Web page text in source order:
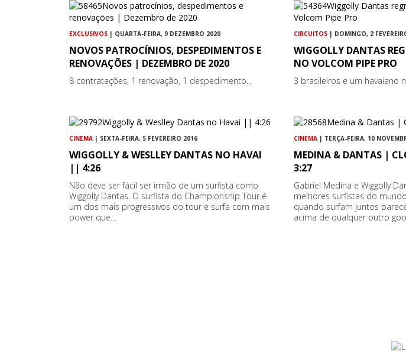
EXCLUSIVOS | QUARTA-FEIRA, 9 DEZEMBRO 2020
NOVOS PATROCÍNIOS, DESPEDIMENTOS E
RENOVAÇÕES | DEZEMBRO DE 2020
8 contratações, 1 renovação, 1 despedimento...
CIRCUITOS | DOMINGO, 2
WIGGOLLY DANTAS
NO VOLCOM PIPE PRO
3 brasileiros e um havaiano
CINEMA | SEXTA-FEIRA, 5 FEVEREIRO 2016
WIGGOLLY & WESLLEY DANTAS NO HAVAI
|| 4:26
Não deve ser fácil ser irmão de um surfista como
Wiggolly Dantas. O surfista do Championship Tour é
um dos mais progressivos do tour e surfa com mais
power que…
CINEMA | TERÇA-FEIRA, 10
MEDINA & DANTAS |
3:27
Gabriel Medina e Wiggolly
melhores surfistas do
quando surfam juntos
acima de qualquer outro